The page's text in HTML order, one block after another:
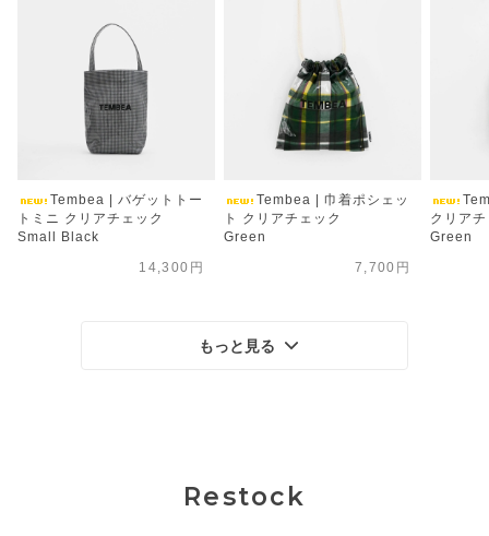
Tembea | バゲットトー
トミニ クリアチェック
Small Black
14,300円
Tembea | 巾着ポシェッ
ト クリアチェック
Green
7,700円
クリア
Green
もっと見る
Restock